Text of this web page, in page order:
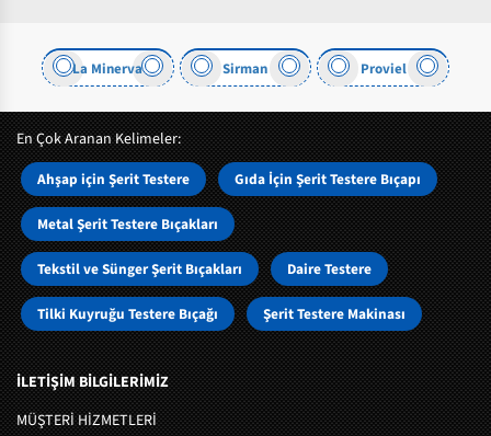
La Minerva Sirman Proviel
En Çok Aranan Kelimeler:
Ahşap için Şerit Testere Gıda İçin Şerit Testere Bıçapı
Metal Şerit Testere Bıçakları
Tekstil ve Sünger Şerit Bıçakları Daire Testere
Tilki Kuyruğu Testere Bıçağı Şerit Testere Makinası
İLETİŞİM BİLGİLERİMİZ
MÜŞTERI HIZMETLERI